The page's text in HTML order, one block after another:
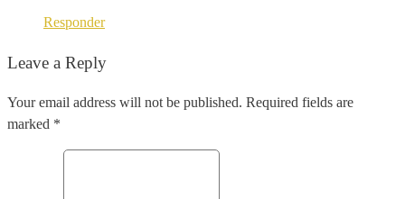
Responder
Leave a Reply
Your email address will not be published. Required fields are
marked *